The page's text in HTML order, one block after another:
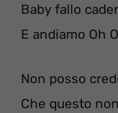
Baby fallo
E andiamo Oh
Non posso
Che questo